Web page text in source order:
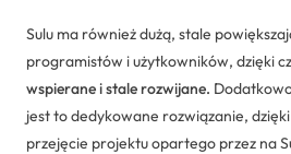
Sulu ma również dużą, stale
programistów i użytkowników, dzięki
wspierane i stale rozwijane.
jest to dedykowane rozwiązanie,
przejęcie projektu opartego przez na